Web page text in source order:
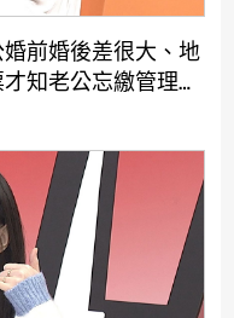
前婚後差很大、地
知老公忘繳管理